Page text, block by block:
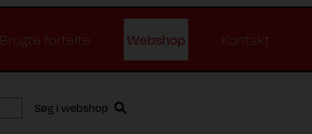
Brugte fortelte Webshop Kontakt
Søg i webshop